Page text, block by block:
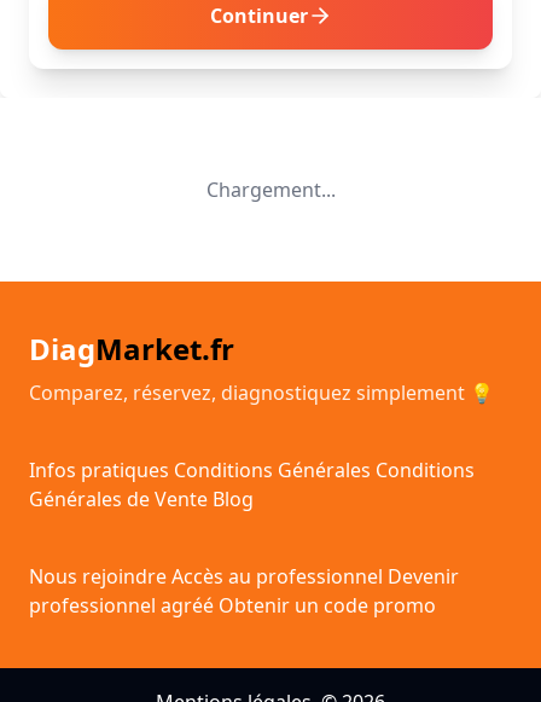
Continuer
Chargement...
DiagMarket.fr
Comparez, réservez, diagnostiquez simplement 💡
Infos pratiques Conditions Générales Conditions
Générales de Vente Blog
Nous rejoindreAccès au professionnel Devenir
professionnel agréé Obtenir un code promo